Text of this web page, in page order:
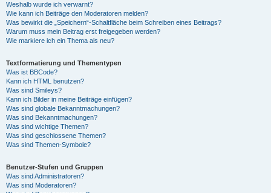
Weshalb wurde ich verwarnt?
Wie kann ich Beiträge den Moderatoren melden?
Was bewirkt die „Speichern“-Schaltfläche beim Schreiben eines Beitrags?
Warum muss mein Beitrag erst freigegeben werden?
Wie markiere ich ein Thema als neu?
Textformatierung und Thementypen
Was ist BBCode?
Kann ich HTML benutzen?
Was sind Smileys?
Kann ich Bilder in meine Beiträge einfügen?
Was sind globale Bekanntmachungen?
Was sind Bekanntmachungen?
Was sind wichtige Themen?
Was sind geschlossene Themen?
Was sind Themen-Symbole?
Benutzer-Stufen und Gruppen
Was sind Administratoren?
Was sind Moderatoren?